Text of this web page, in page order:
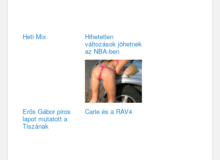
Heti Mix Hihetetlen
változások jöhetnek
az NBA-ben
Erős Gábor piros
lapot mutatott a
Tiszának
Carie és a RAV4